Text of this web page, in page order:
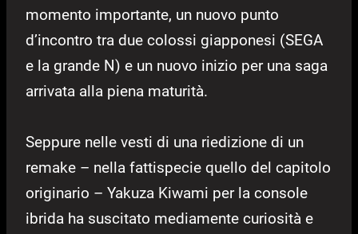
momento importante, un nuovo punto
d’incontro tra due colossi giapponesi (SEGA
e la grande N) e un nuovo inizio per una saga
arrivata alla piena maturità.
Seppure nelle vesti di una riedizione di un
remake – nella fattispecie quello del capitolo
originario – Yakuza Kiwami per la console
ibrida ha suscitato mediamente curiosità e